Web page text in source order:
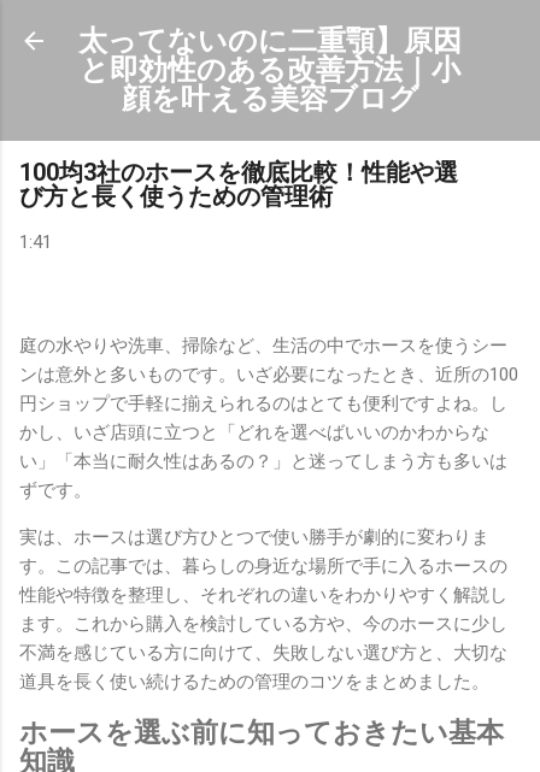
スキップしてメイン コンテンツに移動
太ってないのに二重顎】原因
と即効性のある改善方法｜小
顔を叶える美容ブログ
100均3社のホースを徹底比較！性能や選
び方と長く使うための管理術
1:41
庭の水やりや洗車、掃除など、生活の中でホースを使うシー
ンは意外と多いものです。いざ必要になったとき、近所の100
円ショップで手軽に揃えられるのはとても便利ですよね。し
かし、いざ店頭に立つと「どれを選べばいいのかわからな
い」「本当に耐久性はあるの？」と迷ってしまう方も多いは
ずです。
実は、ホースは選び方ひとつで使い勝手が劇的に変わりま
す。この記事では、暮らしの身近な場所で手に入るホースの
性能や特徴を整理し、それぞれの違いをわかりやすく解説し
ます。これから購入を検討している方や、今のホースに少し
不満を感じている方に向けて、失敗しない選び方と、大切な
道具を長く使い続けるための管理のコツをまとめました。
ホースを選ぶ前に知っておきたい基本
知識